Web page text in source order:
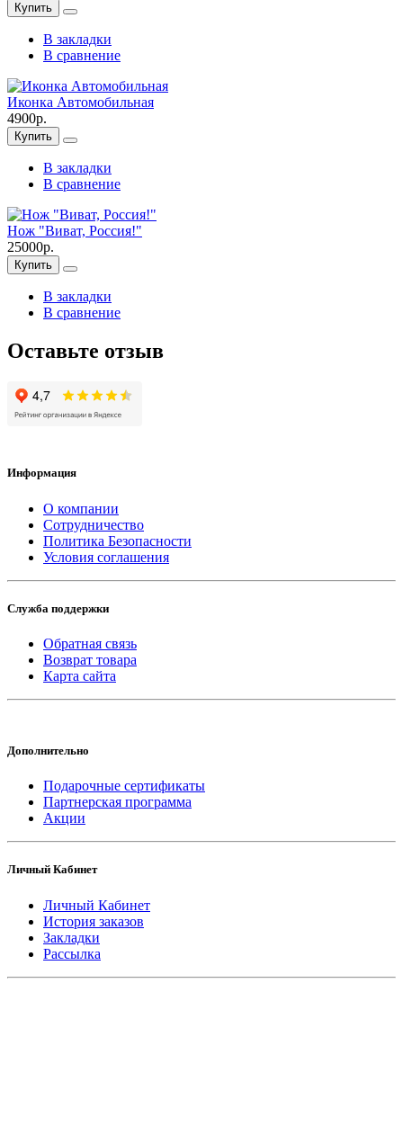
Купить
В закладки
В сравнение
Иконка Автомобильная
4900р.
Купить
В закладки
В сравнение
Нож "Виват, Россия!"
25000р.
Купить
В закладки
В сравнение
Оставьте отзыв
Информация
О компании
Сотрудничество
Политика Безопасности
Условия соглашения
Служба поддержки
Обратная связь
Возврат товара
Карта сайта
Дополнительно
Подарочные сертификаты
Партнерская программа
Акции
Личный Кабинет
Личный Кабинет
История заказов
Закладки
Рассылка